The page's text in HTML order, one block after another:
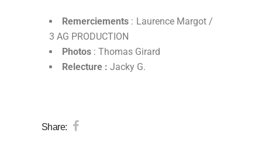
Remerciements : Laurence Margot /
3 AG PRODUCTION
Photos : Thomas Girard
Relecture : Jacky G.
Share: